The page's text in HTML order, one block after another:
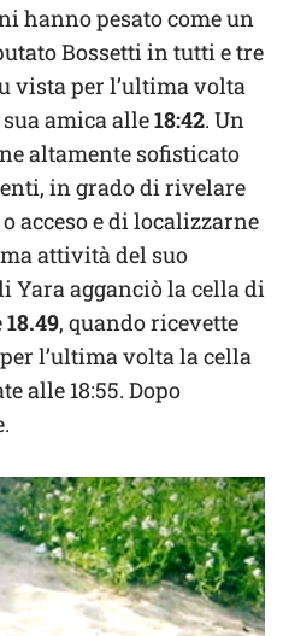
hanno pesato come un
Bossetti in tutti e tre
vista per l’ultima volta
amica alle18:42. Un
altamente sofisticato
in grado di rivelare
acceso e di localizzarne
attività del suo
Yara agganciò la cella di
18.49, quando ricevette
l’ultima volta la cella
alle 18:55. Dopo